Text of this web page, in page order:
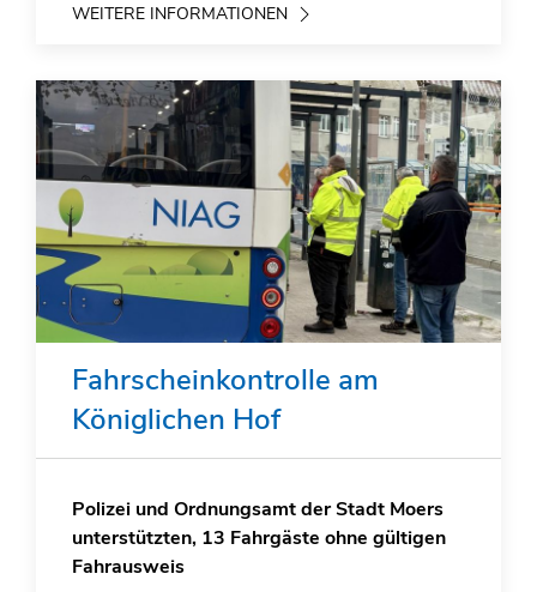
WEITERE INFORMATIONEN
Fahrscheinkontrolle am
Königlichen Hof
Polizei und Ordnungsamt der Stadt Moers
unterstützten, 13 Fahrgäste ohne gültigen
Fahrausweis